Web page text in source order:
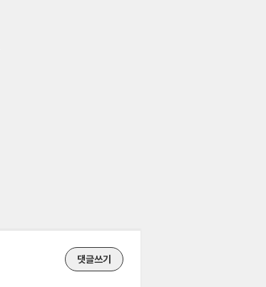
댓글쓰기